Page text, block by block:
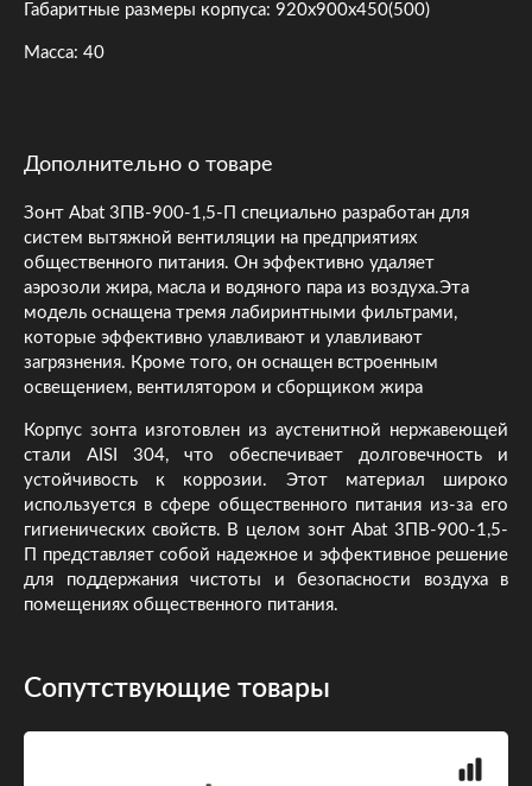
Габаритные размеры корпуса: 920х900х450(500)
Масса: 40
Дополнительно о товаре
Зонт Abat 3ПВ-900-1,5-П специально разработан для
систем вытяжной вентиляции на предприятиях
общественного питания. Он эффективно удаляет
аэрозоли жира, масла и водяного пара из воздуха.Эта
модель оснащена тремя лабиринтными фильтрами,
которые эффективно улавливают и улавливают
загрязнения. Кроме того, он оснащен встроенным
освещением, вентилятором и сборщиком жира
Корпус зонта изготовлен из аустенитной нержавеющей
стали AISI 304, что обеспечивает долговечность и
устойчивость к коррозии. Этот материал широко
используется в сфере общественного питания из-за его
гигиенических свойств. В целом зонт Abat 3ПВ-900-1,5-
П представляет собой надежное и эффективное решение
для поддержания чистоты и безопасности воздуха в
помещениях общественного питания.
Сопутствующие товары